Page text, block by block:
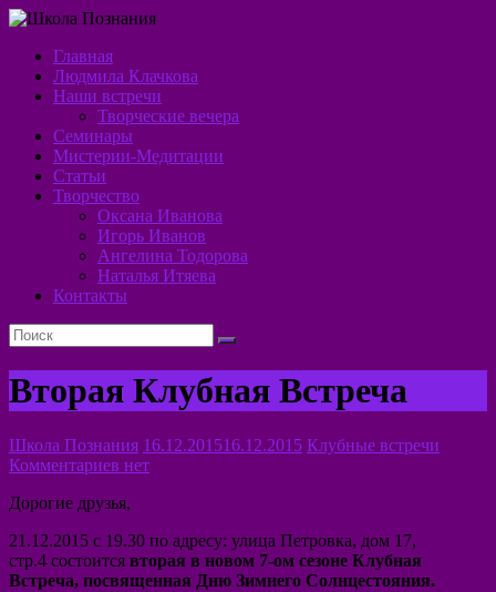
Перейти
содержимому
Школа
Познания
Алхимия
Духа
Главная
Людмила Клачкова
Наши встречи
Творческие вечера
Семинары
Мистерии-Медитации
Статьи
Творчество
Оксана Иванова
Игорь Иванов
Ангелина Тодорова
Наталья Итяева
Контакты
Вторая Клубная Встреча
Школа Познания 16.12.201516.12.2015 Клубные встречи
Комментариев нет
Дорогие друзья,
21.12.2015 с 19.30 по адресу: улица Петровка, дом 17,
стр.4 состоится вторая в новом 7-ом сезоне Клубная
Встреча, посвященная Дню Зимнего Солнцестояния.